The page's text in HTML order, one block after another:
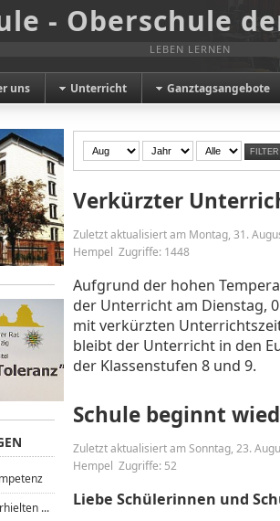
- Oberschule
LEBEN LERNEN
uns Unterricht Ganztagsangebote
FILTER
Verkürzter
Zuletzt aktualisiert am Montag, 31.
Hempel Zugriffe: 1448
Aufgrund der hohen
der Unterricht am Dienstag,
mit verkürzten
bleibt der Unterricht in den
der Klassenstufen 8 und 9.
Schule beginnt
Zuletzt aktualisiert am Sonntag, 23.
Hempel Zugriffe: 52
Liebe Schülerinnen und
...